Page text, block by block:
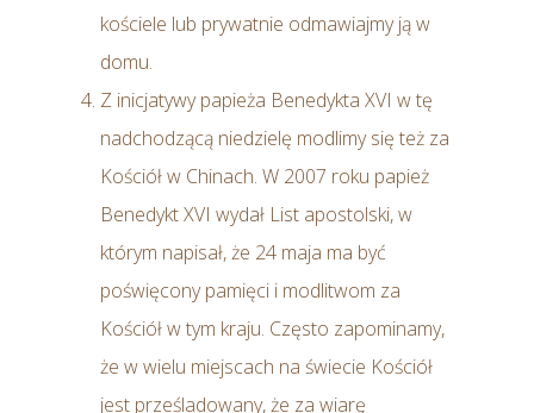
kościele lub prywatnie odmawiajmy ją w
domu.
Z inicjatywy papieża Benedykta XVI w tę
nadchodzącą niedzielę modlimy się też za
Kościół w Chinach. W 2007 roku papież
Benedykt XVI wydał List apostolski, w
którym napisał, że 24 maja ma być
poświęcony pamięci i modlitwom za
Kościół w tym kraju. Często zapominamy,
że w wielu miejscach na świecie Kościół
jest prześladowany, że za wiarę